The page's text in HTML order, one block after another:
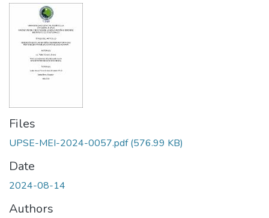
Files
UPSE-MEI-2024-0057.pdf(576.99 KB)
Date
2024-08-14
Authors